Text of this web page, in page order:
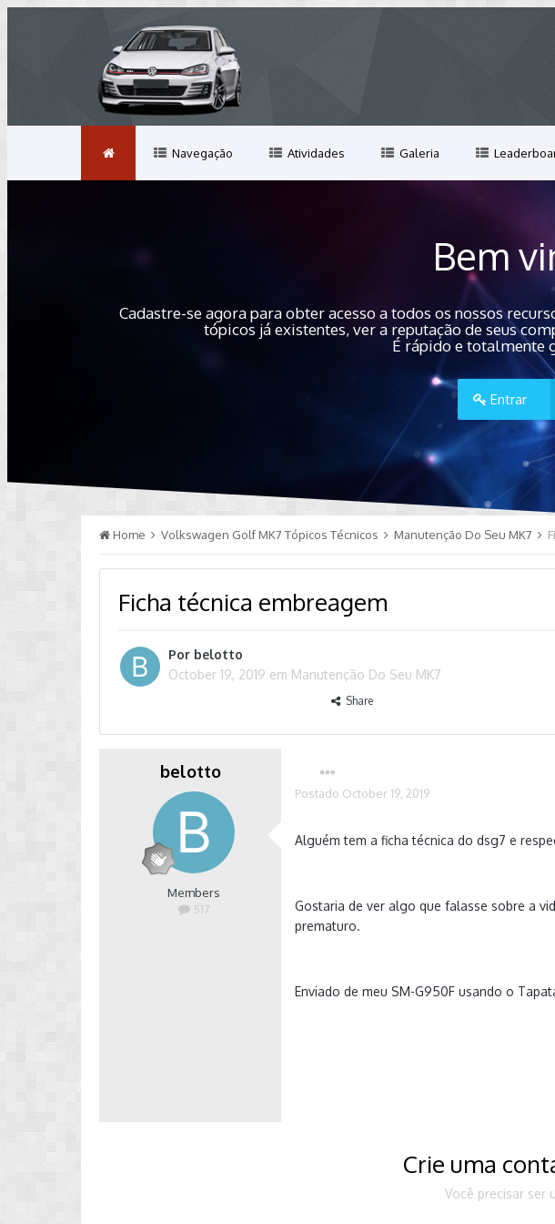
Navegação Atividades Galeria
Bem
Cadastre-se agora para obter acesso a todos os nossos
tópicos já existentes, ver a reputação de seus
É rápido e totalmente
Entrar
Home Volkswagen Golf MK7 Tópicos Técnicos Manutenção Do Seu MK7
Ficha técnica embreagem
Por belotto
October 19, 2019 em Manutenção Do Seu MK7
Share
belotto
Members
517
Postado October 19, 2019
Alguém tem a ficha técnica do dsg7 e
Gostaria de ver algo que falasse sobre a
prematuro.
Enviado de meu SM-G950F usando o
Crie uma
Você precisar ser